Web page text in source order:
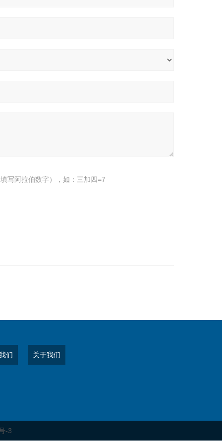
写阿拉伯数字），如：三加四=7
们 关于我们
-3